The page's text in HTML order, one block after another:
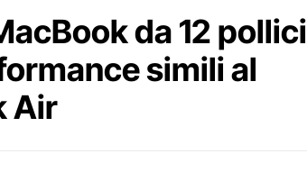
da 12 pollici
simili al
Air